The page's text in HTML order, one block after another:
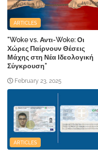
ARTICLES
"Woke vs. Αντι-Woke: Οι
Χώρες Παίρνουν Θέσεις
Μάχης στη Νέα Ιδεολογική
Σύγκρουση"
February 23, 2025
ARTICLES